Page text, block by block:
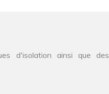
d'isolation ainsi que des